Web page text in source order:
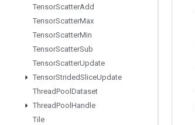
TensorScatterAdd
TensorScatterMax
TensorScatterMin
TensorScatterSub
TensorScatterUpdate
TensorStridedSliceUpdate
ThreadPool Dataset
ThreadPool Handle
Tile